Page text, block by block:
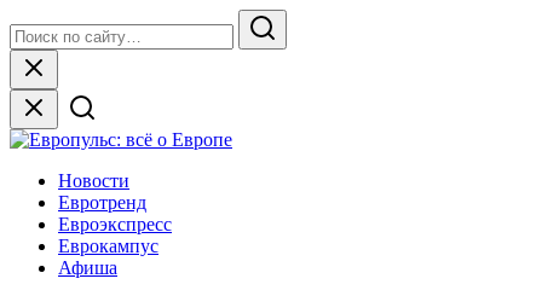
to
content
for:
Search
Close
Европульс: всё о Европе
Новости
Евротренд
Евроэкспресс
Еврокампус
Афиша